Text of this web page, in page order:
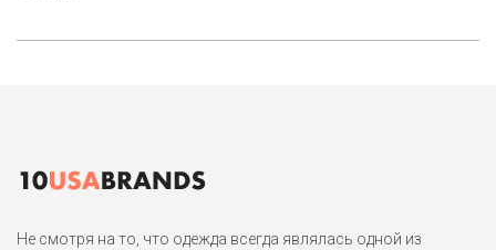
Не смотря на то, что одежда всегда являлась одной из